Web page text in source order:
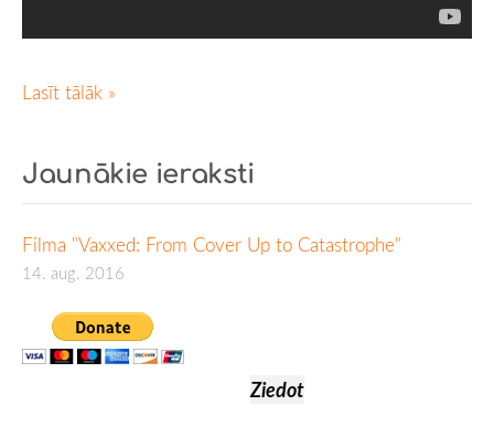
Jaunākie ieraksti
Filma "Vaxxed: From Cover Up to Catastrophe"
14. aug. 2016
Ziedot
Lasīt tālāk »